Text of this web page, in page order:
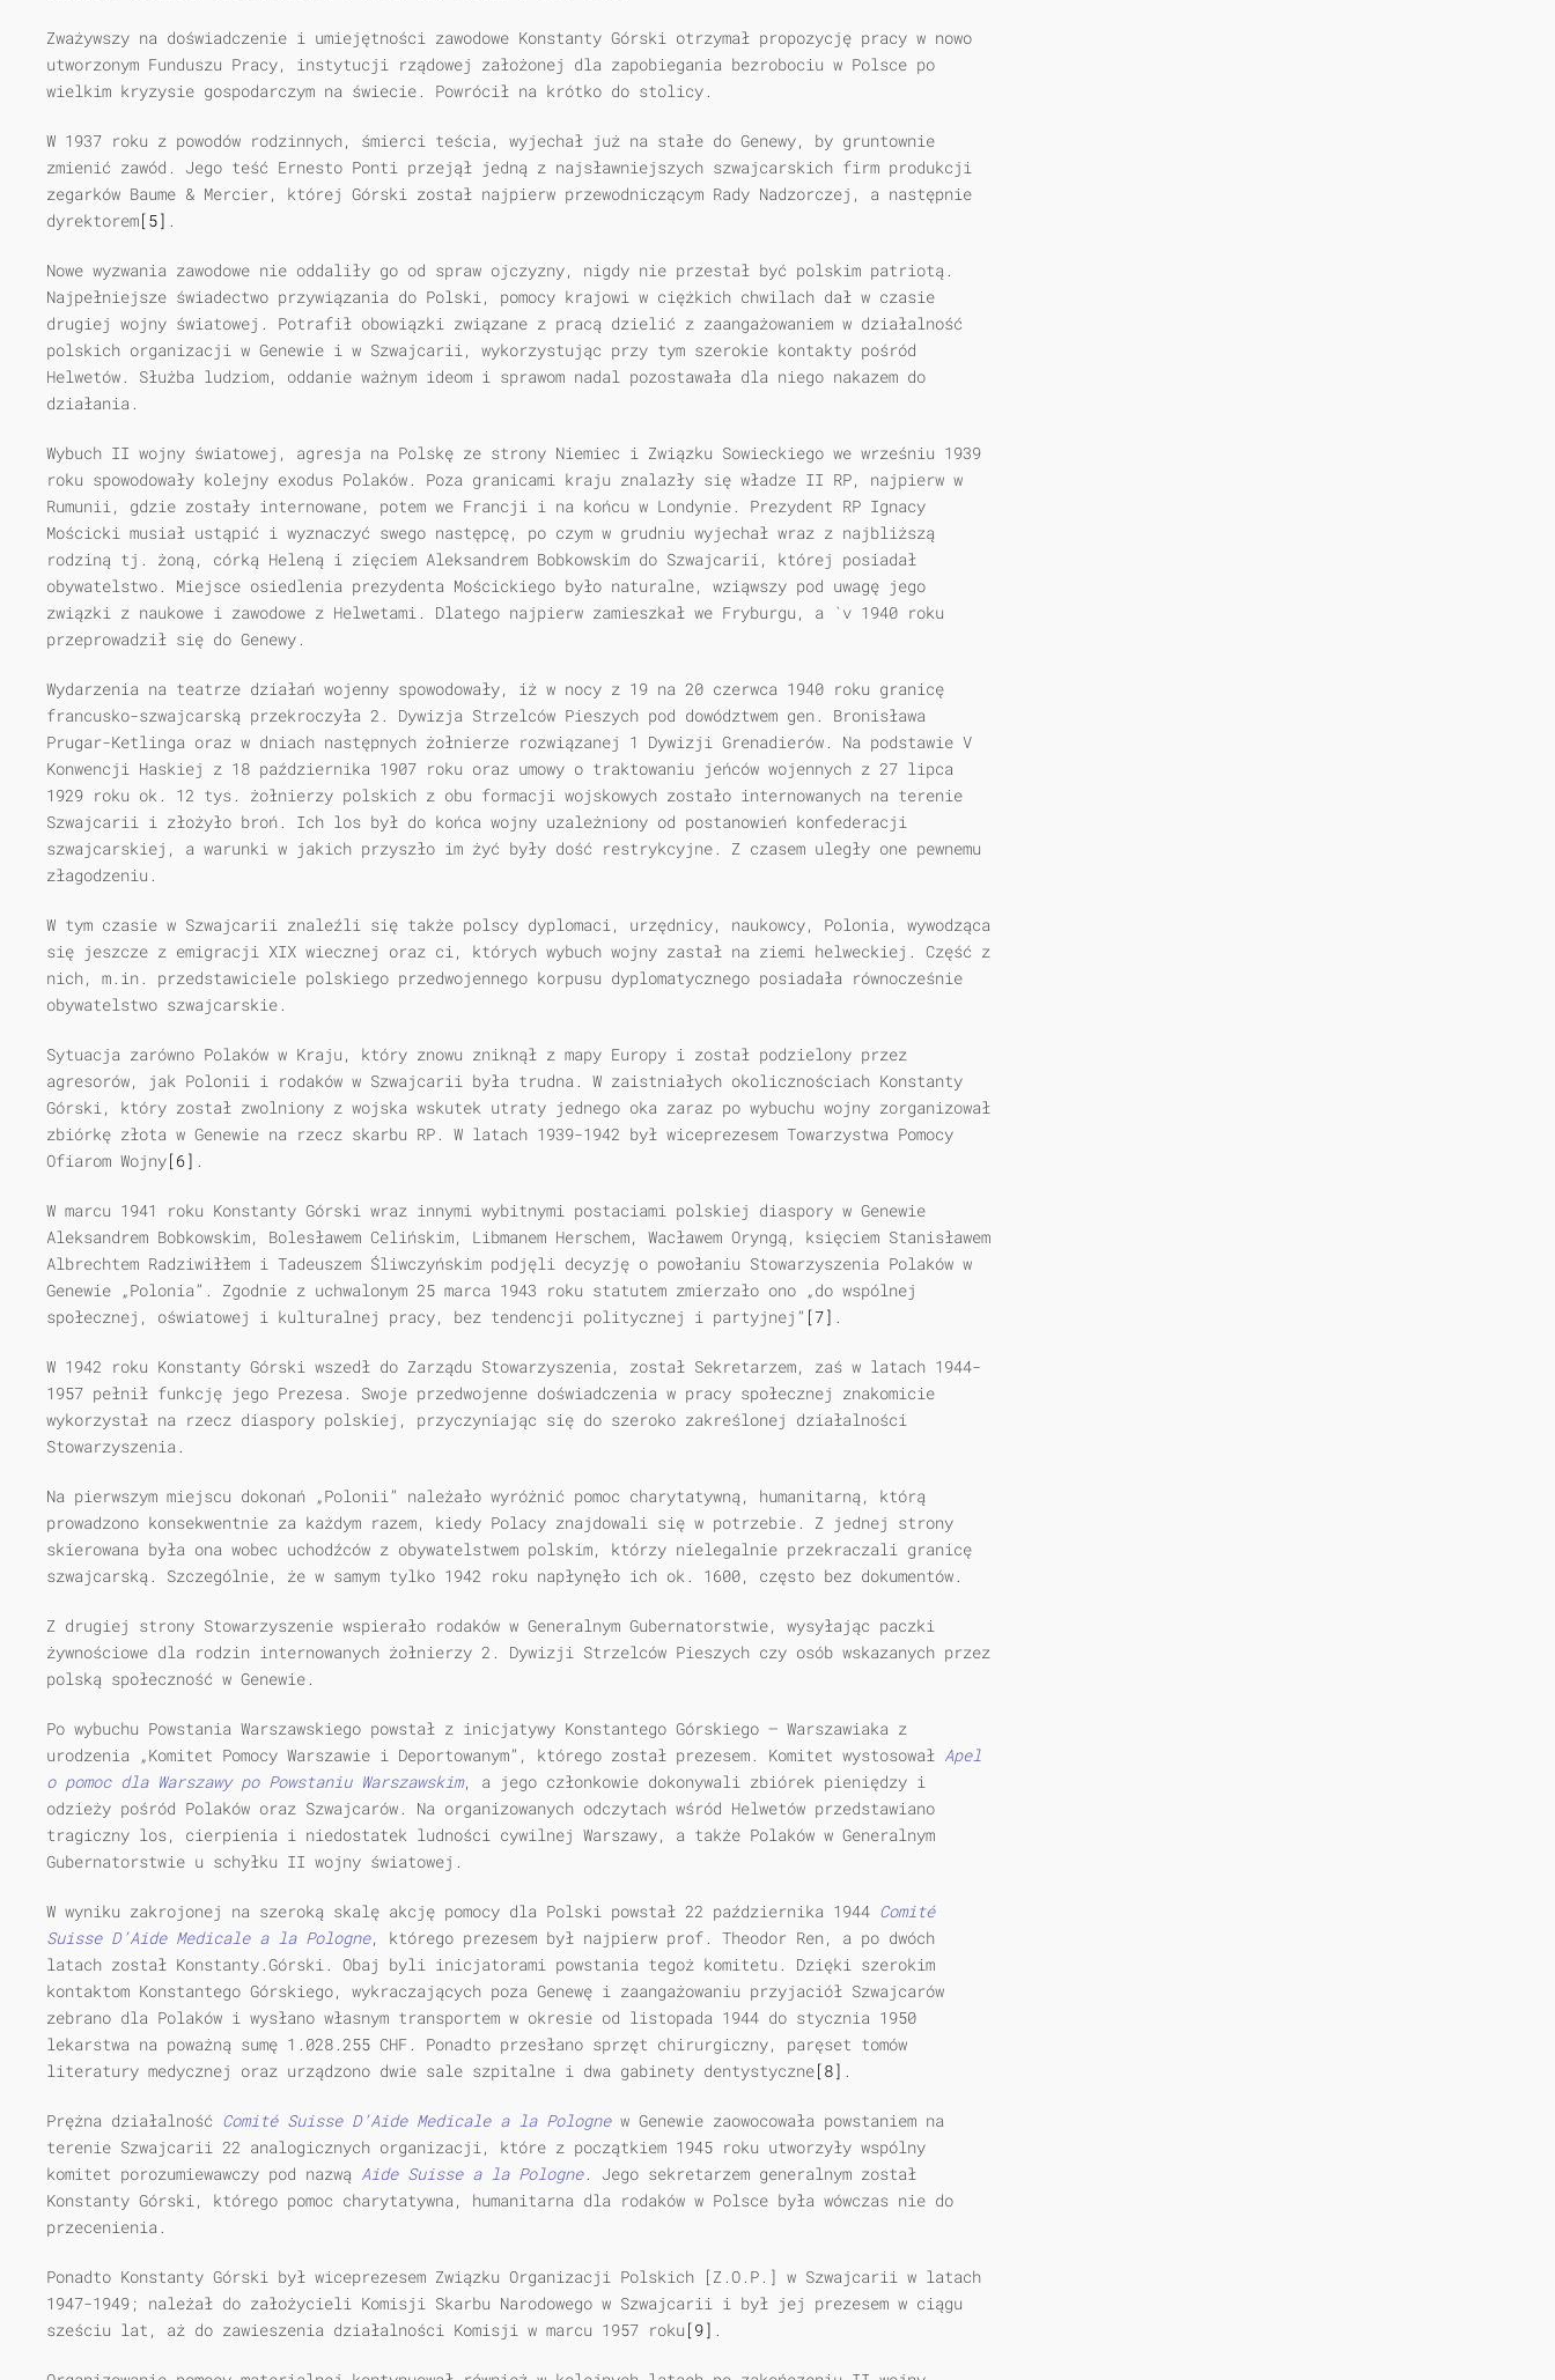
Zważywszy na doświadczenie i umiejętności zawodowe Konstanty Górski otrzymał propozycję pracy w nowo
utworzonym Funduszu Pracy, instytucji rządowej założonej dla zapobiegania bezrobociu w Polsce po
wielkim kryzysie gospodarczym na świecie. Powrócił na krótko do stolicy.
W 1937 roku z powodów rodzinnych, śmierci teścia, wyjechał już na stałe do Genewy, by gruntownie
zmienić zawód. Jego teść Ernesto Ponti przejął jedną z najsławniejszych szwajcarskich firm produkcji
zegarków Baume & Mercier, której Górski został najpierw przewodniczącym Rady Nadzorczej, a następnie
dyrektorem[5] .
Nowe wyzwania zawodowe nie oddaliły go od spraw ojczyzny, nigdy nie przestał być polskim patriotą.
Najpełniejsze świadectwo przywiązania do Polski, pomocy krajowi w ciężkich chwilach dał w czasie
drugiej wojny światowej. Potrafił obowiązki związane z pracą dzielić z zaangażowaniem w działalność
polskich organizacji w Genewie i w Szwajcarii, wykorzystując przy tym szerokie kontakty pośród
Helwetów. Służba ludziom, oddanie ważnym ideom i sprawom nadal pozostawała dla niego nakazem do
działania.
Wybuch II wojny światowej, agresja na Polskę ze strony Niemiec i Związku Sowieckiego we wrześniu 1939
roku spowodowały kolejny exodus Polaków. Poza granicami kraju znalazły się władze II RP, najpierw w
Rumunii, gdzie zostały internowane, potem we Francji i na końcu w Londynie. Prezydent RP Ignacy
Mościcki musiał ustąpić i wyznaczyć swego następcę, po czym w grudniu wyjechał wraz z najbliższą
rodziną tj. żoną, córką Heleną i zięciem Aleksandrem Bobkowskim do Szwajcarii, której posiadał
obywatelstwo. Miejsce osiedlenia prezydenta Mościckiego było naturalne, wziąwszy pod uwagę jego
związki z naukowe i zawodowe z Helwetami. Dlatego najpierw zamieszkał we Fryburgu, a `v 1940 roku
przeprowadził się do Genewy.
Wydarzenia na teatrze działań wojenny spowodowały, iż w nocy z 19 na 20 czerwca 1940 roku granicę
francusko-szwajcarską przekroczyła 2. Dywizja Strzelców Pieszych pod dowództwem gen. Bronisława
Prugar-Ketlinga oraz w dniach następnych żołnierze rozwiązanej 1 Dywizji Grenadierów. Na podstawie V
Konwencji Haskiej z 18 października 1907 roku oraz umowy o traktowaniu jeńców wojennych z 27 lipca
1929 roku ok. 12 tys. żołnierzy polskich z obu formacji wojskowych zostało internowanych na terenie
Szwajcarii i złożyło broń. Ich los był do końca wojny uzależniony od postanowień konfederacji
szwajcarskiej, a warunki w jakich przyszło im żyć były dość restrykcyjne. Z czasem uległy one pewnemu
złagodzeniu.
W tym czasie w Szwajcarii znaleźli się także polscy dyplomaci, urzędnicy, naukowcy, Polonia, wywodząca
się jeszcze z emigracji XIX wiecznej oraz ci, których wybuch wojny zastał na ziemi helweckiej. Część z
nich, m.in. przedstawiciele polskiego przedwojennego korpusu dyplomatycznego posiadała równocześnie
obywatelstwo szwajcarskie.
Sytuacja zarówno Polaków w Kraju, który znowu zniknął z mapy Europy i został podzielony przez
agresorów, jak Polonii i rodaków w Szwajcarii była trudna. W zaistniałych okolicznościach Konstanty
Górski, który został zwolniony z wojska wskutek utraty jednego oka zaraz po wybuchu wojny zorganizował
zbiórkę złota w Genewie na rzecz skarbu RP. W latach 1939-1942 był wiceprezesem Towarzystwa Pomocy
Ofiarom Wojny[6] .
W marcu 1941 roku Konstanty Górski wraz innymi wybitnymi postaciami polskiej diaspory w Genewie
Aleksandrem Bobkowskim, Bolesławem Celińskim, Libmanem Herschem, Wacławem Oryngą, księciem Stanisławem
Albrechtem Radziwiłłem i Tadeuszem Śliwczyńskim podjęli decyzję o powołaniu Stowarzyszenia Polaków w
Genewie „Polonia”. Zgodnie z uchwalonym 25 marca 1943 roku statutem zmierzało ono „do wspólnej
społecznej, oświatowej i kulturalnej pracy, bez tendencji politycznej i partyjnej” [7] .
W 1942 roku Konstanty Górski wszedł do Zarządu Stowarzyszenia, został Sekretarzem, zaś w latach 1944-
1957 pełnił funkcję jego Prezesa. Swoje przedwojenne doświadczenia w pracy społecznej znakomicie
wykorzystał na rzecz diaspory polskiej, przyczyniając się do szeroko zakreślonej działalności
Stowarzyszenia.
Na pierwszym miejscu dokonań „Polonii” należało wyróżnić pomoc charytatywną, humanitarną, którą
prowadzono konsekwentnie za każdym razem, kiedy Polacy znajdowali się w potrzebie. Z jednej strony
skierowana była ona wobec uchodźców z obywatelstwem polskim, którzy nielegalnie przekraczali granicę
szwajcarską. Szczególnie, że w samym tylko 1942 roku napłynęło ich ok. 1600, często bez dokumentów.
Z drugiej strony Stowarzyszenie wspierało rodaków w Generalnym Gubernatorstwie, wysyłając paczki
żywnościowe dla rodzin internowanych żołnierzy 2. Dywizji Strzelców Pieszych czy osób wskazanych przez
polską społeczność w Genewie.
Po wybuchu Powstania Warszawskiego powstał z inicjatywy Konstantego Górskiego — Warszawiaka z
urodzenia „Komitet Pomocy Warszawie i Deportowanym”, którego został prezesem. Komitet wystosował Apel
o pomoc dla Warszawy po Powstaniu Warszawskim, a jego członkowie dokonywali zbiórek pieniędzy i
odzieży pośród Polaków oraz Szwajcarów. Na organizowanych odczytach wśród Helwetów przedstawiano
tragiczny los, cierpienia i niedostatek ludności cywilnej Warszawy, a także Polaków w Generalnym
Gubernatorstwie u schyłku II wojny światowej.
W wyniku zakrojonej na szeroką skalę akcję pomocy dla Polski powstał 22 października 1944 Comité
Suisse D’Aide Medicale a la Pologne, którego prezesem był najpierw prof. Theodor Ren, a po dwóch
latach został Konstanty.Górski. Obaj byli inicjatorami powstania tegoż komitetu. Dzięki szerokim
kontaktom Konstantego Górskiego, wykraczających poza Genewę i zaangażowaniu przyjaciół Szwajcarów
zebrano dla Polaków i wysłano własnym transportem w okresie od listopada 1944 do stycznia 1950
lekarstwa na poważną sumę 1.028.255 CHF. Ponadto przesłano sprzęt chirurgiczny, paręset tomów
literatury medycznej oraz urządzono dwie sale szpitalne i dwa gabinety dentystyczne[8] .
Prężna działalność ComitéSuisse D’Aide Medicale a la Polognew Genewie zaowocowała powstaniem na
terenie Szwajcarii 22 analogicznych organizacji, które z początkiem 1945 roku utworzyły wspólny
komitet porozumiewawczy pod nazwą Aide Suisse a la Pologne. Jego sekretarzem generalnym został
Konstanty Górski, którego pomoc charytatywna, humanitarna dla rodaków w Polsce była wówczas nie do
przecenienia.
Ponadto Konstanty Górski był wiceprezesem Związku Organizacji Polskich [Z.O.P.] w Szwajcarii w latach
1947-1949; należał do założycieli Komisji Skarbu Narodowego w Szwajcarii i był jej prezesem w ciągu
sześciu lat, aż do zawieszenia działalności Komisji w marcu 1957 roku [9] .